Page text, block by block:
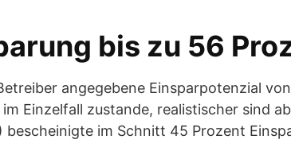
bis zu 56
angegebene Einsparpotenzial
Einzelfall zustande, realistischer sind
bescheinigte im Schnitt 45 Prozent